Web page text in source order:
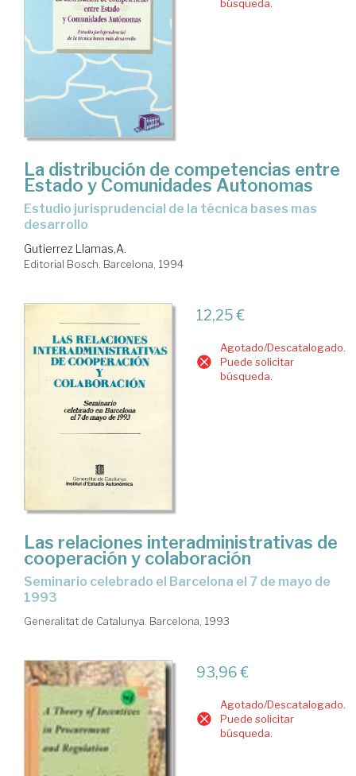
búsqueda.
La distribución de competencias entre
Estado y Comunidades Autonomas
estudio jurisprudencial de la técnica bases mas
desarrollo
Gutierrez Llamas,A.
Editorial Bosch. Barcelona, 1994
12,25 €
Agotado/Descatalogado.
Puede solicitar
búsqueda.
Las relaciones interadministrativas de
cooperación y colaboración
seminario celebrado el Barcelona el 7 de mayo de
1993
Generalitat de Catalunya. Barcelona, 1993
93,96 €
Agotado/Descatalogado.
Puede solicitar
búsqueda.